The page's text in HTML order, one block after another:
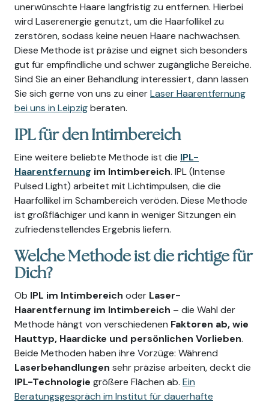
unerwünschte Haare langfristig zu entfernen. Hierbei
wird Laserenergie genutzt, um die Haarfollikel zu
zerstören, sodass keine neuen Haare nachwachsen.
Diese Methode ist präzise und eignet sich besonders
gut für empfindliche und schwer zugängliche Bereiche.
Sind Sie an einer Behandlung interessiert, dann lassen
Sie sich gerne von uns zu einerLaser Haarentfernung
bei uns in Leipzigberaten.
IPL für den Intimbereich
Eine weitere beliebte Methode ist die IPL-
Haarentfernung im Intimbereich. IPL (Intense
Pulsed Light) arbeitet mit Lichtimpulsen, die die
Haarfollikel im Schambereich veröden. Diese Methode
ist großflächiger und kann in weniger Sitzungen ein
zufriedenstellendes Ergebnis liefern.
Welche Methode ist die richtige für
Dich?
Ob IPL im Intimbereich oder Laser-
Haarentfernung im Intimbereich – die Wahl der
Methode hängt von verschiedenen Faktoren ab, wie
Hauttyp, Haardicke und persönlichen Vorlieben.
Beide Methoden haben ihre Vorzüge: Während
Laserbehandlungen sehr präzise arbeiten, deckt die
IPL-Technologie größere Flächen ab. Ein
Beratungsgespräch im Institut für dauerhafte